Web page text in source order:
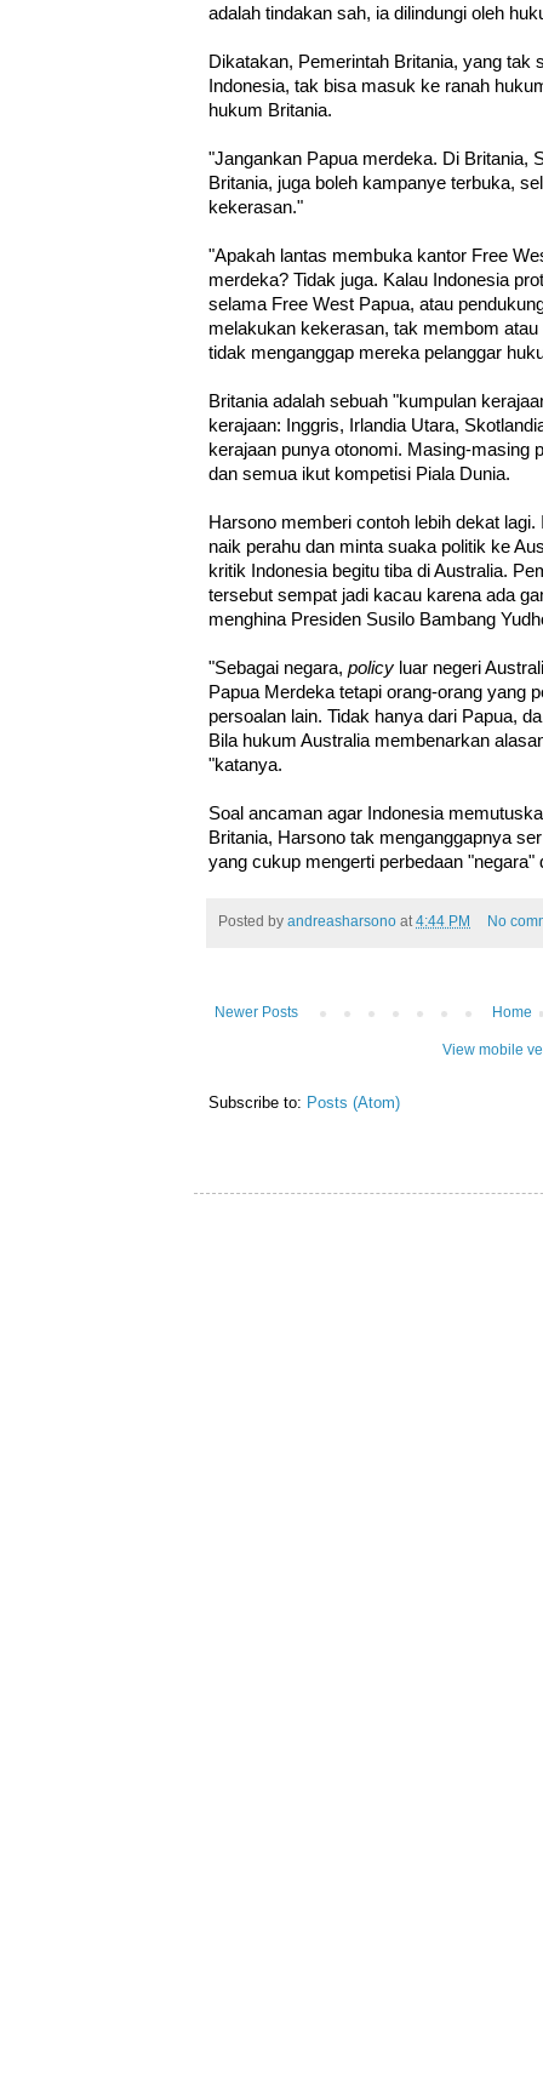
adalah tindakan sah, ia dilindungi oleh
Dikatakan, Pemerintah Britania, yang tak
Indonesia, tak bisa masuk ke ranah
hukum Britania.
"Jangankan Papua merdeka. Di Britania,
Britania, juga boleh kampanye terbuka,
kekerasan."
"Apakah lantas membuka kantor Free
merdeka? Tidak juga. Kalau Indonesia
selama Free West Papua, atau
melakukan kekerasan, tak membom
tidak menganggap mereka pelanggar
Britania adalah sebuah "kumpulan
kerajaan: Inggris, Irlandia Utara,
kerajaan punya otonomi. Masing-masing
dan semua ikut kompetisi Piala Dunia.
Harsono memberi contoh lebih dekat
naik perahu dan minta suaka politik ke
kritik Indonesia begitu tiba di Australia.
tersebut sempat jadi kacau karena ada
menghina Presiden Susilo Bambang
"Sebagai negara, policy luar negeri
Papua Merdeka tetapi orang-orang yang
persoalan lain. Tidak hanya dari Papua,
Bila hukum Australia membenarkan
"katanya.
Soal ancaman agar Indonesia
Britania, Harsono tak menganggapnya
yang cukup mengerti perbedaan "negara"
Posted by andreasharsono at4:44 PM No
Newer Posts Home
View mobile
Subscribe to: Posts (Atom)